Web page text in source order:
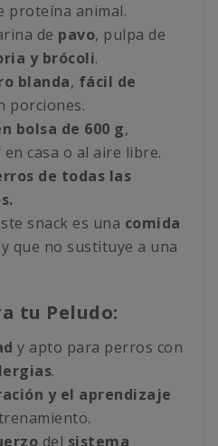
proteína animal.
de pavo, pulpa de
y brócoli.
blanda, fácil de
porciones.
bolsa de 600 g,
casa o al aire libre.
de todas las
snack es una comida
y que no sustituye a una
tu Peludo:
y apto para perros con
.
y el aprendizaje
del sistema